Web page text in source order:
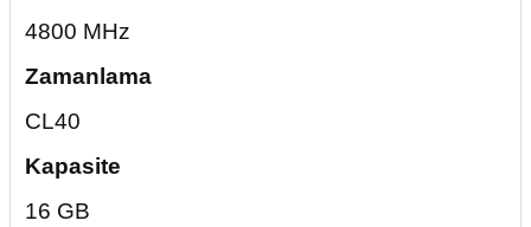
4800 MHz
Zamanlama
CL40
Kapasite
16 GB